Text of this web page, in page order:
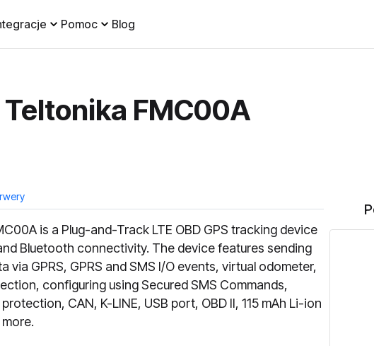
Pomoc Blog
Teltonika FMC00A
is a Plug-and-Track LTE OBD GPS tracking device
Bluetooth connectivity. The device features sending
via GPRS, GPRS and SMS I/O events, virtual odometer,
configuring using Secured SMS Commands,
CAN, K-LINE, USB port, OBD II, 115 mAh Li-ion